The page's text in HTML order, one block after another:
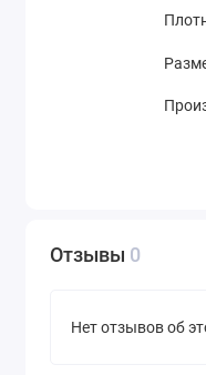
Отзывы 0
Нет отзывов об